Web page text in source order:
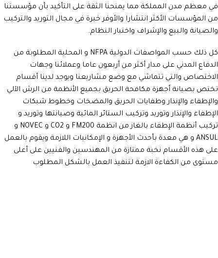
في معظم مدن المملكة مما يمنحنا الثقة على التأكيد بأن مؤسستنا
من المؤسسات الأكثر انتشارا والأوفر خبرة في مجال التوريد والتركيب
والصيانة والبيع والإشراف واختبار النظام.
كل ذلك حسب المواصفات الدولية NFPA و المحلية المطلوبة من
الدفاع المدني على مدار أكثر من أربعون عاما وعملائنا وجهات
الاختصاص والتي تتماشي مع وضع مشاريعنا ويوجد لدينا أقسام
تختص بصيانة أجهزة مكافحة الحريق بجميع الأنظمة من الرش الآلي
والإطفاء والإنذار وطفايات الحريق والمضخات وخطوط شبكات
الإطفاء والإنذار وتوريد وتركيب الستائر المائية وصيانتها وتوريد و
تركيب أنظمة الإطفاء بالغاز من انظمة FM200 و CO2 و NOVEC و
ANSUL و هي معدة بأحدث الأجهزة و الإمكانيات اللازمة ويقوم بالعمل
على هذه الأقسام نخبة ممتازة من المهندسين والفنيين على أعلى
مستوى من الكفاءة الازمة لتنفيذ العمل بالشكل المطلوب